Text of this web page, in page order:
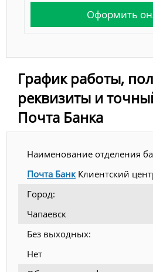
Оформить
График работы,
реквизиты и
Почта Банка
Наименование отделения
Почта БанкКлиентский
Город:
Чапаевск
Без выходных:
Нет